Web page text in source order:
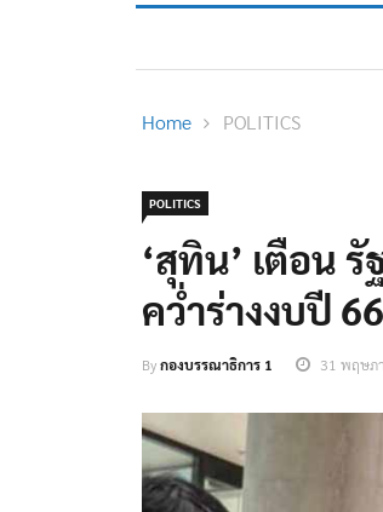
Home POLITICS
POLITICS
‘สุทิน’ เตือน
คว่ำร่างงบปี
Byกองบรรณาธิการ 1 31 พฤษภ